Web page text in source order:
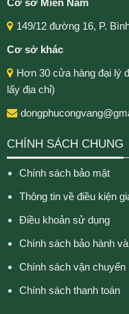
Cơ sở Miền Nam
149/12 đường 16, P.
Cơ sở khác
Hơn 30 cửa hàng đại lý
lấy địa chỉ)
CHÍNH SÁCH CHUNG
Chính sách bảo mật
Thông tin về điều kiện
Điều khoản sử dụng
Chính sách bảo hành
Chính sách vận chuyển
Chính sách thanh toán